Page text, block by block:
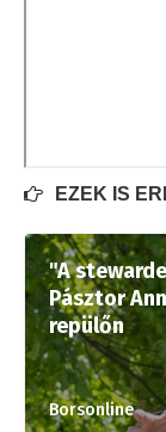
EZEK IS
"A
Pásztor
repülőn
Borsonline